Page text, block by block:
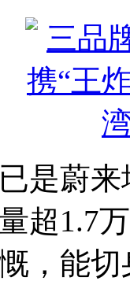
是蔚
超1.7
，能